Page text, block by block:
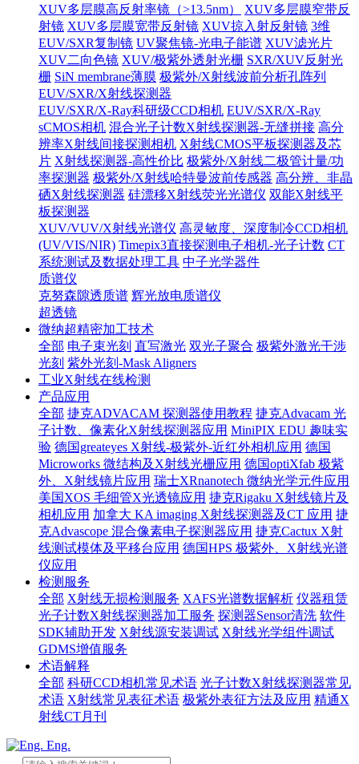
XUV多层膜高反射率镜（>13.5nm）
XUV多层膜窄带反
射镜 XUV多层膜宽带反射镜 XUV掠入射反射镜 3维
EUV/SXR复制镜 UV聚焦镜-光电子能谱 XUV滤光片
XUV二向色镜 XUV/极紫外透射光栅 SXR/XUV反射光
栅 SiN membrane薄膜 极紫外/X射线波前分析孔阵列
EUV/SXR/X射线探测器
EUV/SXR/X-Ray科研级CCD相机 EUV/SXR/X-Ray
sCMOS相机 混合光子计数X射线探测器-无缝拼接 高分
辨率X射线间接探测相机 X射线CMOS平板探测器及芯
片 X射线探测器-高性价比 极紫外/X射线二极管计量/功
率探测器 极紫外/X射线哈特曼波前传感器 高分辨、非晶
硒X射线探测器 硅漂移X射线荧光光谱仪 双能X射线平
板探测器
XUV/VUV/X射线光谱仪 高灵敏度、深度制冷CCD相机
(UV/VIS/NIR) Timepix3直接探测电子相机-光子计数 CT
系统测试及数据处理工具 中子光学器件
质谱仪
克努森隙透质谱 辉光放电质谱仪
超透镜
微纳超精密加工技术
全部 电子束光刻 直写激光 双光子聚合 极紫外激光干涉
光刻 紫外光刻-Mask Aligners
工业X射线在线检测
产品应用
全部 捷克ADVACAM 探测器使用教程 捷克Advacam 光
子计数、像素化X射线探测器应用 MiniPIX EDU 趣味实
验 德国greateyes X射线-极紫外-近红外相机应用 德国
Microworks 微结构及X射线光栅应用 德国optiXfab 极紫
外、X射线镜片应用 瑞士XRnanotech 微纳光学元件应用
美国XOS 毛细管X光透镜应用 捷克Rigaku X射线镜片及
相机应用 加拿大 KA imaging X射线探测器及CT 应用 捷
克Advascope 混合像素电子探测器应用 捷克Cactux X射
线测试模体及平移台应用 德国HPS 极紫外、X射线光谱
仪应用
检测服务
全部 X射线无损检测服务 XAFS光谱数据解析 仪器租赁
光子计数X射线探测器加工服务 探测器Sensor清洗 软件
SDK辅助开发 X射线源安装调试 X射线光学组件调试
GDMS增值服务
术语解释
全部 科研CCD相机常见术语 光子计数X射线探测器常见
术语 X射线常见表征术语 极紫外表征方法及应用 精通X
射线CT月刊
Eng.